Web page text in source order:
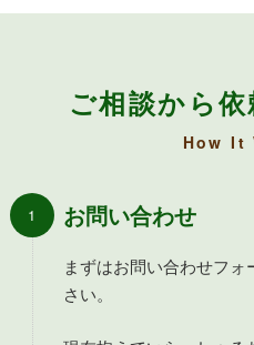
ご相談から
How It
お問い合わせ
まずはお問い合わせフ
さい。